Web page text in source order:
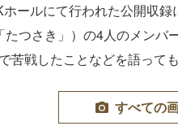
ールにて行われた公開収録
たつさき」）の4人のメン
苦戦したことなどを語っても
すべての